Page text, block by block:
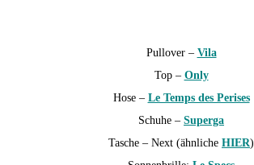
Pullover – Vila
Top – Only
Hose – Le Temps des Perises
Schuhe – Superga
Tasche – Next (ähnliche HIER)